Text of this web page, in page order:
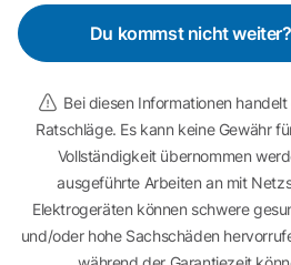
Du kommst nicht
Bei diesen Informationen
Ratschläge. Es kann keine Gewähr
Vollständigkeit übernommen
ausgeführte Arbeiten an mit
Elektrogeräten können schwere
und/oder hohe Sachschäden